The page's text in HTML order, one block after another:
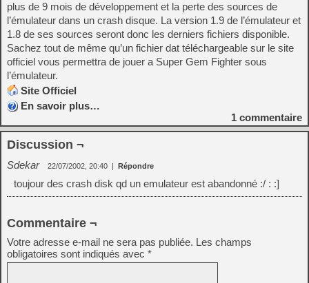
plus de 9 mois de développement et la perte des sources de
l’émulateur dans un crash disque. La version 1.9 de l’émulateur et
1.8 de ses sources seront donc les derniers fichiers disponible.
Sachez tout de même qu’un fichier dat téléchargeable sur le site
officiel vous permettra de jouer a Super Gem Fighter sous
l’émulateur.
Site Officiel
En savoir plus…
1 commentaire
Discussion ¬
Sdekar 22/07/2002, 20:40 | Répondre
toujour des crash disk qd un emulateur est abandonné :/ : :]
Commentaire ¬
Votre adresse e-mail ne sera pas publiée. Les champs
obligatoires sont indiqués avec *